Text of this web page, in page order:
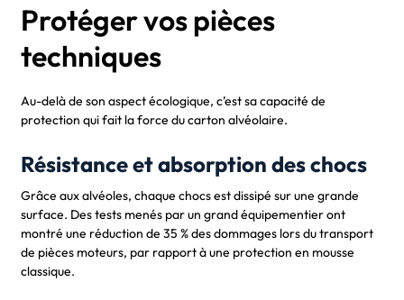
Protéger vos pièces
techniques
Au-delà de son aspect écologique, c’est sa capacité de
protection qui fait la force du carton alvéolaire.
Résistance et absorption des chocs
Grâce aux alvéoles, chaque chocs est dissipé sur une grande
surface. Des tests menés par un grand équipementier ont
montré une réduction de 35 % des dommages lors du transport
de pièces moteurs, par rapport à une protection en mousse
classique.